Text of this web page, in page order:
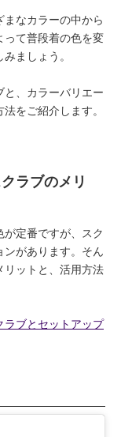
なカラーの中から
って普段着の色を変
ましょう。
、カラーバリエー
をご紹介します。
ラブのメリ
定番ですが、スク
ンがあります。そん
リットと、活用方法
ブとセットアップ